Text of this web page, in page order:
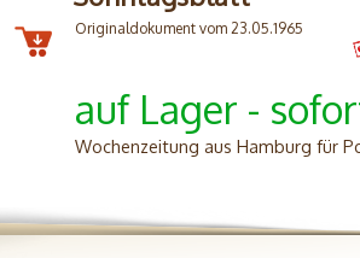
Originaldokument vom 23.05.1965
auf Lager -
Wochenzeitung aus Hamburg für